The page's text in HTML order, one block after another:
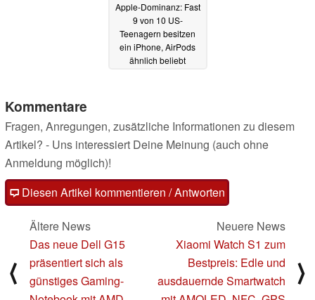
Apple-Dominanz: Fast
9 von 10 US-
Teenagern besitzen
ein iPhone, AirPods
ähnlich beliebt
Kommentare
Fragen, Anregungen, zusätzliche Informationen zu diesem
Artikel? - Uns interessiert Deine Meinung (auch ohne
Anmeldung möglich)!
Diesen Artikel kommentieren / Antworten
⟨
Ältere News
Das neue Dell G15
präsentiert sich als
günstiges Gaming-
Neuere News
Xiaomi Watch S1 zum
Bestpreis: Edle und
ausdauernde Smartwatch
⟩